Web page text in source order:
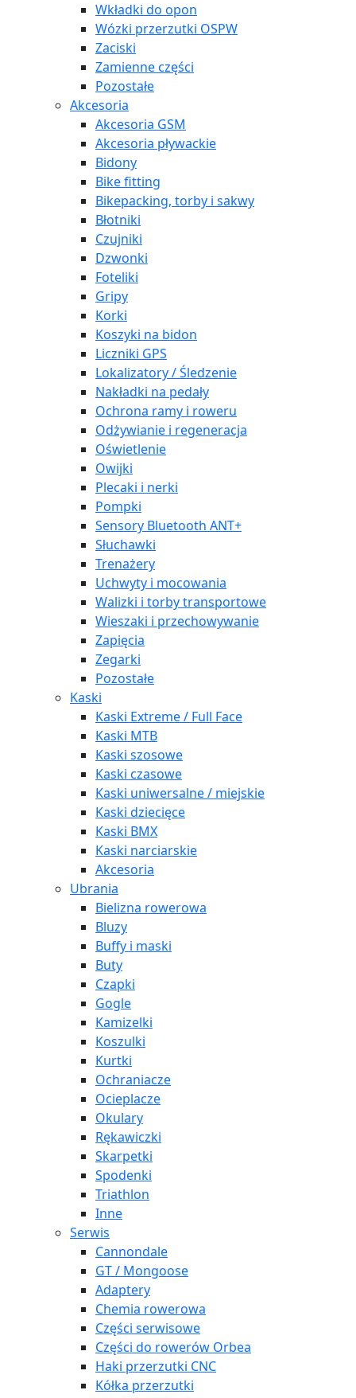
Wkładki do opon
Wózki przerzutki OSPW
Zaciski
Zamienne części
Pozostałe
Akcesoria
Akcesoria GSM
Akcesoria pływackie
Bidony
Bike fitting
Bikepacking, torby i sakwy
Błotniki
Czujniki
Dzwonki
Foteliki
Gripy
Korki
Koszyki na bidon
Liczniki GPS
Lokalizatory / Śledzenie
Nakładki na pedały
Ochrona ramy i roweru
Odżywianie i regeneracja
Oświetlenie
Owijki
Plecaki i nerki
Pompki
Sensory Bluetooth ANT+
Słuchawki
Trenażery
Uchwyty i mocowania
Walizki i torby transportowe
Wieszaki i przechowywanie
Zapięcia
Zegarki
Pozostałe
Kaski
Kaski Extreme / Full Face
Kaski MTB
Kaski szosowe
Kaski czasowe
Kaski uniwersalne / miejskie
Kaski dziecięce
Kaski BMX
Kaski narciarskie
Akcesoria
Ubrania
Bielizna rowerowa
Bluzy
Buffy i maski
Buty
Czapki
Gogle
Kamizelki
Koszulki
Kurtki
Ochraniacze
Ocieplacze
Okulary
Rękawiczki
Skarpetki
Spodenki
Triathlon
Inne
Serwis
Cannondale
GT / Mongoose
Adaptery
Chemia rowerowa
Części serwisowe
Części do rowerów Orbea
Haki przerzutki CNC
Kółka przerzutki